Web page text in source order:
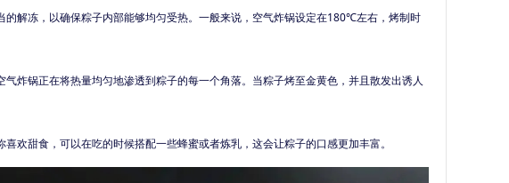
解冻，以确保粽子内部能够均匀受热。一般来说，空气炸锅设定在180℃左右，烤制时
炸锅正在将热量均匀地渗透到粽子的每一个角落。当粽子烤至金黄色，并且散发出诱人
欢甜食，可以在吃的时候搭配一些蜂蜜或者炼乳，这会让粽子的口感更加丰富。